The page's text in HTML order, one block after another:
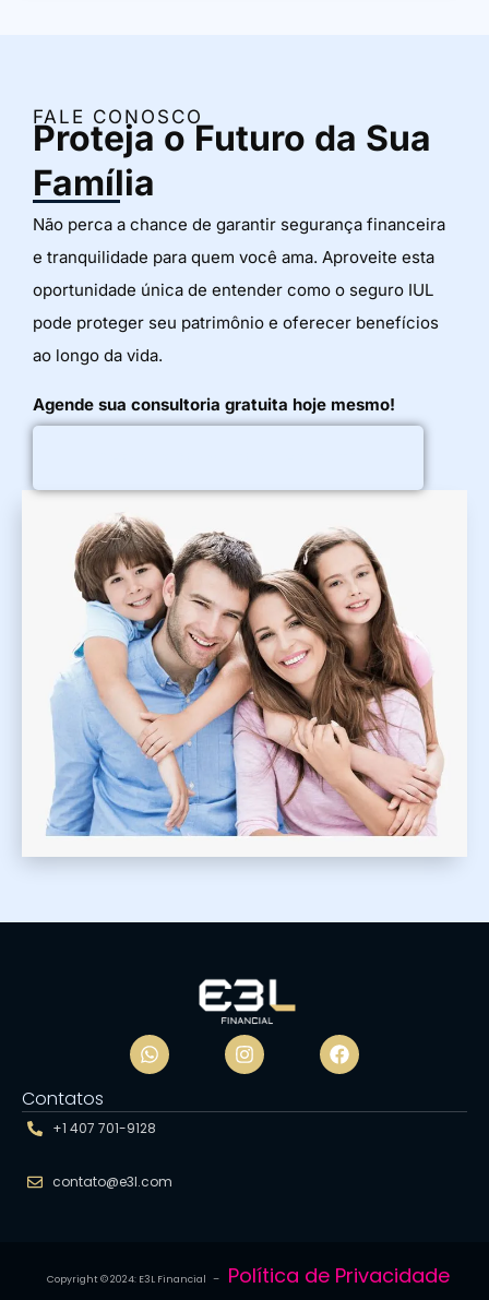
FALE CONOSCO
Proteja o Futuro da Sua
Família
Não perca a chance de garantir segurança financeira
e tranquilidade para quem você ama. Aproveite esta
oportunidade única de entender como o seguro IUL
pode proteger seu patrimônio e oferecer benefícios
ao longo da vida.
Agende sua consultoria gratuita hoje mesmo!
Contatos
+1 407 701-9128
contato@e3l.com
Copyright © 2024: E3L Financial – Política de Privacidade